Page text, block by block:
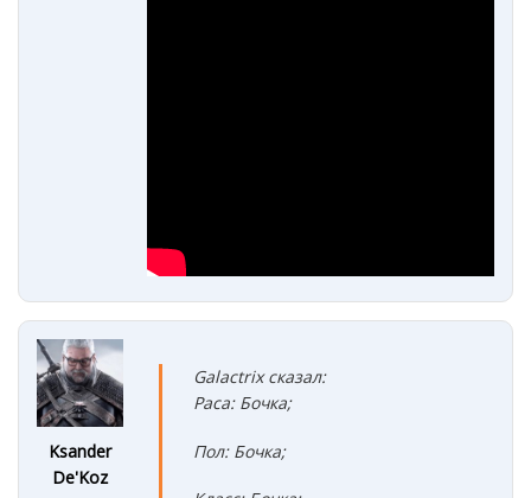
Ksander
De'Koz
Galactrix сказал:
Раса: Бочка;
Пол: Бочка;